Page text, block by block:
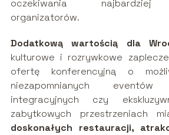
oczekiwania najbardziej
organizatorów.
Dodatkową wartością dla
kulturowe i rozrywkowe
ofertę konferencyjną o
niezapomnianych eventów
integracyjnych czy
zabytkowych przestrzeniach
doskonałych restauracji,